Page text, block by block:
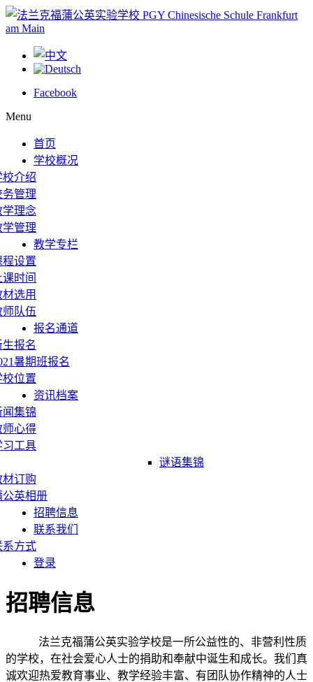
Facebook
Menu
首页
学校概况
校介绍
务管理
学理念
学管理
教学专栏
程设置
课时间
材选用
师队伍
报名通道
生报名
暑期班报名
校位置
资讯档案
闻集锦
师心得
习工具
谜语集锦
材订购
公英相册
招聘信息
联系我们
系方式
登录
招聘信息
法兰克福蒲公英实验学校是一所公益性的、非营利性质
的学校，在社会爱心人士的捐助和奉献中诞生和成长。我们真
诚欢迎热爱教育事业、教学经验丰富、有团队协作精神的人士